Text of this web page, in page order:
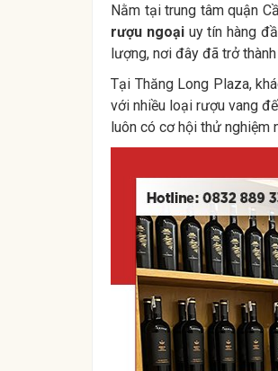
Nằm tại trung tâm quận
rượu ngoạiuy tín hàng
lượng, nơi đây đã trở
Tại Thăng Long Plaza,
với nhiều loại rượu vang
luôn có cơ hội thử nghiệm